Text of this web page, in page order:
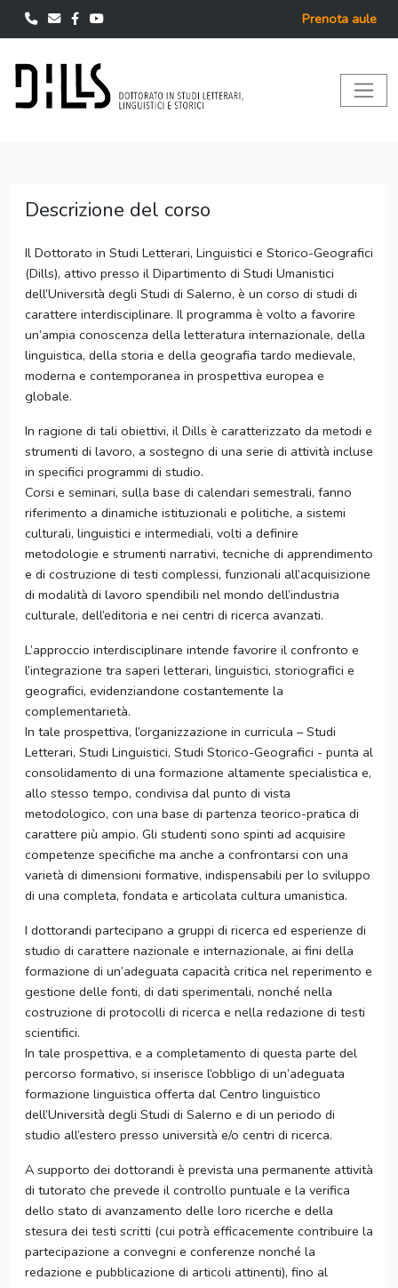
Prenota aule
Descrizione del corso
Il Dottorato in Studi Letterari, Linguistici e Storico-Geografici
(Dills), attivo presso il Dipartimento di Studi Umanistici
dell’Università degli Studi di Salerno, è un corso di studi di
carattere interdisciplinare. Il programma è volto a favorire
un’ampia conoscenza della letteratura internazionale, della
linguistica, della storia e della geografia tardo medievale,
moderna e contemporanea in prospettiva europea e
globale.
In ragione di tali obiettivi, il Dills è caratterizzato da metodi e
strumenti di lavoro, a sostegno di una serie di attività incluse
in specifici programmi di studio.
Corsi e seminari, sulla base di calendari semestrali, fanno
riferimento a dinamiche istituzionali e politiche, a sistemi
culturali, linguistici e intermediali, volti a definire
metodologie e strumenti narrativi, tecniche di apprendimento
e di costruzione di testi complessi, funzionali all’acquisizione
di modalità di lavoro spendibili nel mondo dell’industria
culturale, dell’editoria e nei centri di ricerca avanzati.
L’approccio interdisciplinare intende favorire il confronto e
l’integrazione tra saperi letterari, linguistici, storiografici e
geografici, evidenziandone costantemente la
complementarietà.
In tale prospettiva, l’organizzazione in curricula – Studi
Letterari, Studi Linguistici, Studi Storico-Geografici - punta al
consolidamento di una formazione altamente specialistica e,
allo stesso tempo, condivisa dal punto di vista
metodologico, con una base di partenza teorico-pratica di
carattere più ampio. Gli studenti sono spinti ad acquisire
competenze specifiche ma anche a confrontarsi con una
varietà di dimensioni formative, indispensabili per lo sviluppo
di una completa, fondata e articolata cultura umanistica.
I dottorandi partecipano a gruppi di ricerca ed esperienze di
studio di carattere nazionale e internazionale, ai fini della
formazione di un’adeguata capacità critica nel reperimento e
gestione delle fonti, di dati sperimentali, nonché nella
costruzione di protocolli di ricerca e nella redazione di testi
scientifici.
In tale prospettiva, e a completamento di questa parte del
percorso formativo, si inserisce l’obbligo di un’adeguata
formazione linguistica offerta dal Centro linguistico
dell’Università degli Studi di Salerno e di un periodo di
studio all’estero presso università e/o centri di ricerca.
A supporto dei dottorandi è prevista una permanente attività
di tutorato che prevede il controllo puntuale e la verifica
dello stato di avanzamento delle loro ricerche e della
stesura dei testi scritti (cui potrà efficacemente contribuire la
partecipazione a convegni e conferenze nonché la
redazione e pubblicazione di articoli attinenti), fino al